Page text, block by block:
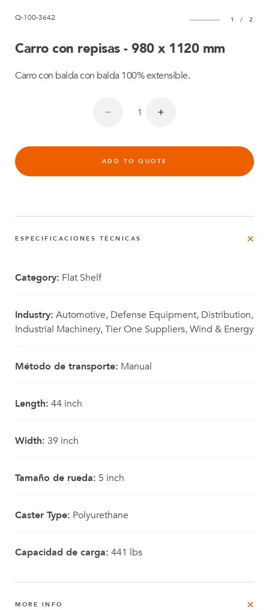
Q-100-3642 1 / 2
Carro con repisas - 980 x 1120 mm
Carro con balda con balda 100% extensible.
ADD TO QUOTE
ESPECIFICACIONES TÉCNICAS
Category: Flat Shelf
Industry: Automotive, Defense Equipment, Distribution,
Industrial Machinery, Tier One Suppliers, Wind & Energy
Método de transporte: Manual
Length: 44 inch
Width: 39 inch
Tamaño de rueda: 5 inch
Caster Type: Polyurethane
Capacidad de carga: 441 lbs
MORE INFO